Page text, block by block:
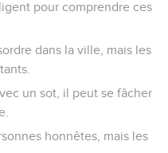
pour comprendre ces
dans la ville, mais les
un sot, il peut se fâcher
honnêtes, mais les